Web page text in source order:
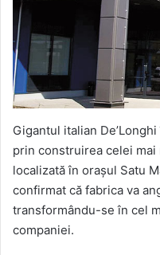
Gigantul italian
prin construirea celei mai
localizată în orașul Satu
confirmat că fabrica va
transformându-se în cel
companiei.